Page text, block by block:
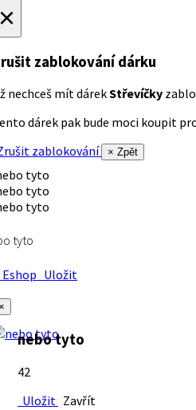
zablokování dárku
nechceš mít dárekStřevíčky
dárek pak bude moci koupit
zablokování
× Zpět
tyto
Uložit
nebo tyto
42
Uložit Zavřít